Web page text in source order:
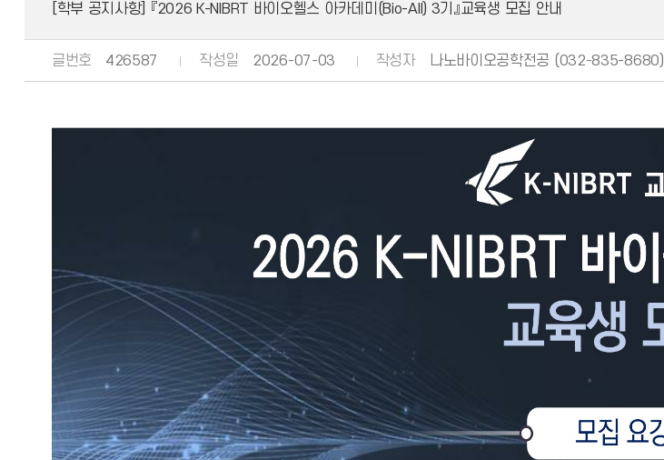
[학부 공지사항] 『2026 K-NIBRT 바이오헬스 아카데미(Bio-All) 3기』교육생 모집 안내
글번호 426587 작성일 2026-07-03 작성자 나노바이오공학전공 (032-835-8680)